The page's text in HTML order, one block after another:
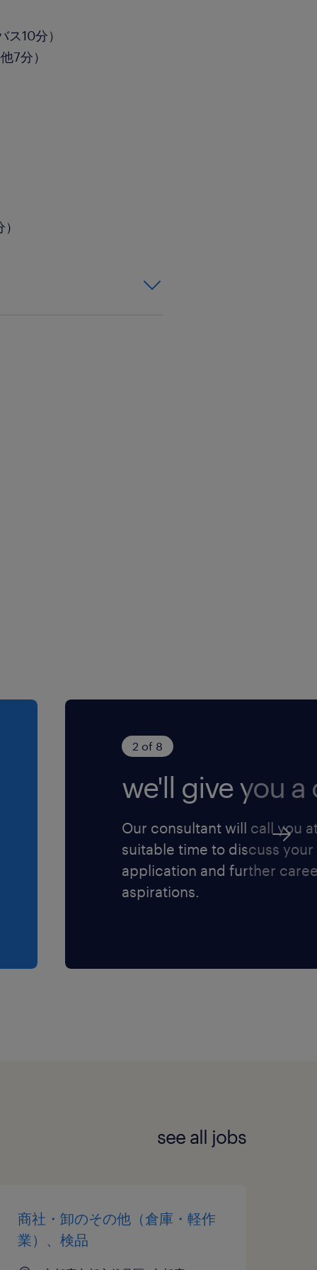
10分）
7分）
2 of 8
we'll give you a
Our consultant will call you
suitable time to discuss your
application and further
aspirations.
see all jobs
商社・卸のその他（倉庫・軽作
業）、検品